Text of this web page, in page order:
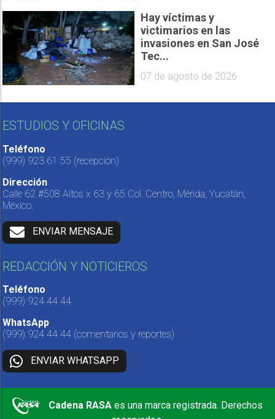
Hay víctimas y
victimarios en las
invasiones en San José
Tec...
07 de agosto de 2026
ESTUDIOS Y OFICINAS
Teléfono
(999) 923 61 55 (recepción)
Dirección
Calle 62 #508 Altos x 63 y 65 Col. Centro, Mérida, Yucatán,
México.
ENVIAR MENSAJE
REDACCIÓN Y NOTICIEROS
Teléfono
(999) 924 44 44
WhatsApp
(999) 924 44 44 (comentarios y reportes)
ENVIAR WHATSAPP
Cadena RASA es una marca registrada. Derechos